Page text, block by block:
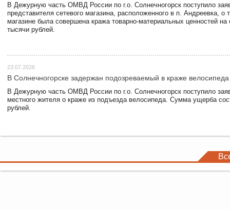
В Дежурную часть ОМВД России по г.о. Солнечногорск поступило
представителя сетевого магазина, расположенного в п. Андреевка, о
магазине была совершена кража товарно-материальных ценностей
тысячи рублей.
23.07.2026
В Солнечногорске задержан подозреваемый в краже велосипеда
В Дежурную часть ОМВД России по г.о. Солнечногорск поступило
местного жителя о краже из подъезда велосипеда. Сумма ущерба
рублей.